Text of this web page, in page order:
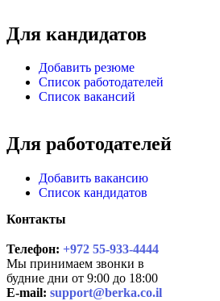
Для кандидатов
Добавить резюме
Список работодателей
Список вакансий
Для работодателей
Добавить вакансию
Список кандидатов
Контакты
Телефон: +972 55-933-4444
Мы принимаем звонки в
будние дни от 9:00 до 18:00
E-mail: support@berka.co.il